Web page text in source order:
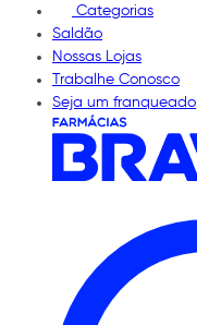
Categorias
Saldão
Nossas Lojas
Trabalhe Conosco
Seja um franqueado